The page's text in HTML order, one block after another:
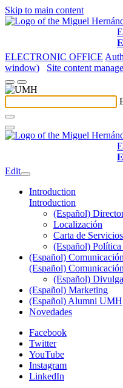
Skip to main content
ELECTRONIC OFFICE
window)
Site content
Edit
Introduction
Introduction
(Español)
Localización
Carta de Servicios
(Español)
(Español) Comunicación
(Español) Comunicación
(Español)
(Español) Marketing
(Español) Alumni UMH
Novedades
Facebook
Twitter
YouTube
Instagram
LinkedIn